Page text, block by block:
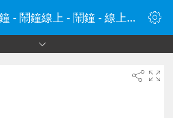
上午1:03鬧鐘 - 鬧鐘線上 - 鬧鐘 - 線上鬧鐘 - 在線鬧鐘 - 鬧鐘在線 - naozhong.tw